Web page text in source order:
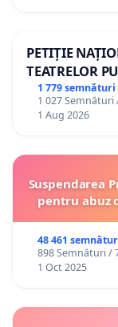
PETIȚIE
TEATRELOR
ROMÂNIA
1 779 semnături
1 027 Semnături
1 Aug 2026
Suspendarea
pentru abuz
48 461
898 Semnături /
1 Oct 2025